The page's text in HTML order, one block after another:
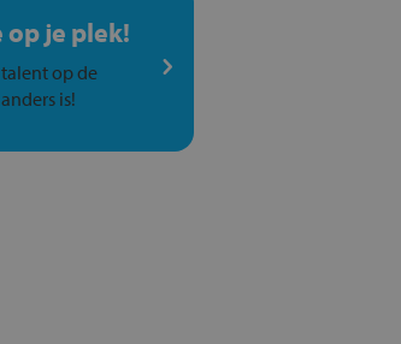
op je plek!
op de
is!